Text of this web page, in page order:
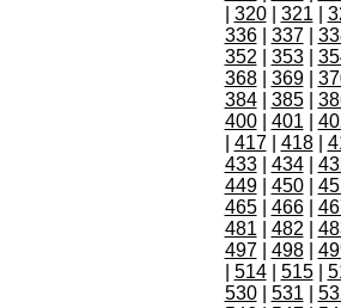
320| 321
336| 337|
352
353|
368| 369|
384| 385|
400| 401
417| 418|
433| 434|
449| 450|
465| 466|
481
482
497| 498|
514| 515|
530| 531